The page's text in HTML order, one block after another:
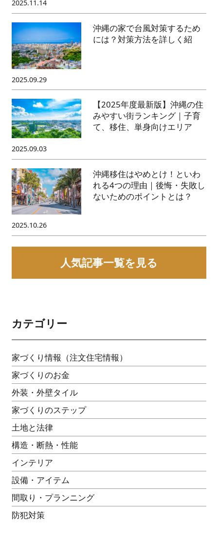
2025.11.14
2025.09.29
沖縄の家で台風対策するため
には？対策方法を詳しく紹
2025.09.03
【2025年度最新版】沖縄の住
みやすい街ランキング｜子育
て、移住、単身向けエリア
2025.10.26
沖縄移住はやめとけ！といわ
れる4つの理由｜後悔・失敗し
ないためのポイントとは？
人気記事一覧を見る
カテゴリー
家づくり情報（注文住宅情報）
家づくりのお金
外装・外壁タイル
家づくりのステップ
土地と法律
構造・断熱・性能
インテリア
設備・アイテム
間取り・プランニング
防犯対策